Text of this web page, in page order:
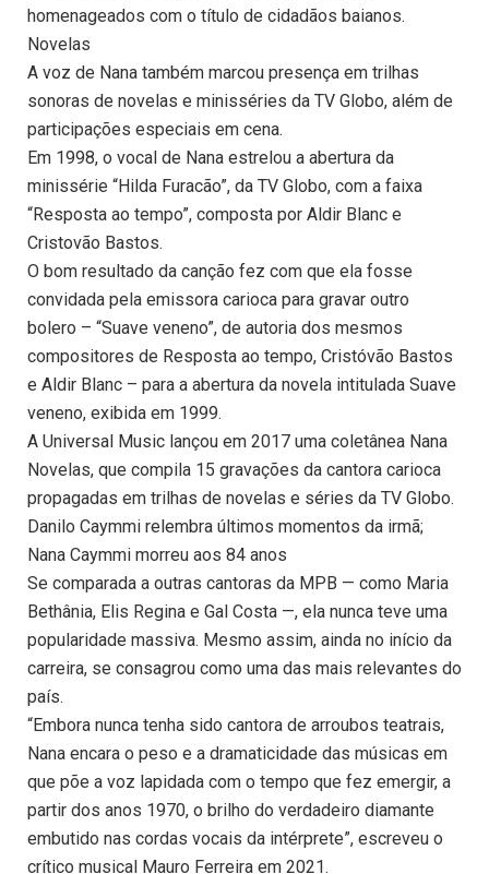
homenageados com o título de cidadãos baianos.
Novelas
A voz de Nana também marcou presença em trilhas
sonoras de novelas e minisséries da TV Globo, além de
participações especiais em cena.
Em 1998, o vocal de Nana estrelou a abertura da
minissérie “Hilda Furacão”, da TV Globo, com a faixa
“Resposta ao tempo”, composta por Aldir Blanc e
Cristovão Bastos.
O bom resultado da canção fez com que ela fosse
convidada pela emissora carioca para gravar outro
bolero – “Suave veneno”, de autoria dos mesmos
compositores de Resposta ao tempo, Cristóvão Bastos
e Aldir Blanc – para a abertura da novela intitulada Suave
veneno, exibida em 1999.
A Universal Music lançou em 2017 uma coletânea Nana
Novelas, que compila 15 gravações da cantora carioca
propagadas em trilhas de novelas e séries da TV Globo.
Danilo Caymmi relembra últimos momentos da irmã;
Nana Caymmi morreu aos 84 anos
Se comparada a outras cantoras da MPB — como Maria
Bethânia, Elis Regina e Gal Costa —, ela nunca teve uma
popularidade massiva. Mesmo assim, ainda no início da
carreira, se consagrou como uma das mais relevantes do
país.
“Embora nunca tenha sido cantora de arroubos teatrais,
Nana encara o peso e a dramaticidade das músicas em
que põe a voz lapidada com o tempo que fez emergir, a
partir dos anos 1970, o brilho do verdadeiro diamante
embutido nas cordas vocais da intérprete”, escreveu o
crítico musical Mauro Ferreira em 2021.